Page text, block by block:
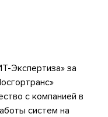
Экспертиза» за
с компанией в
систем на